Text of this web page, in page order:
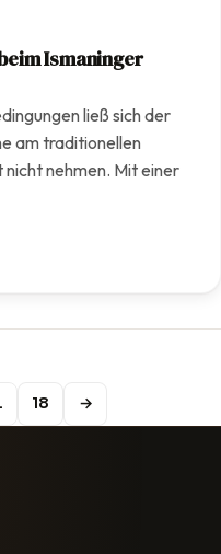
Ismaninger
ließ sich der
am traditionellen
nicht nehmen. Mit einer
Ismaninger
18 →